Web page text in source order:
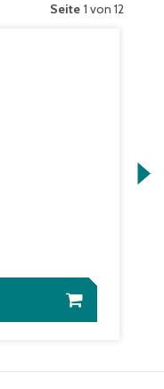
Seite 1 von 12